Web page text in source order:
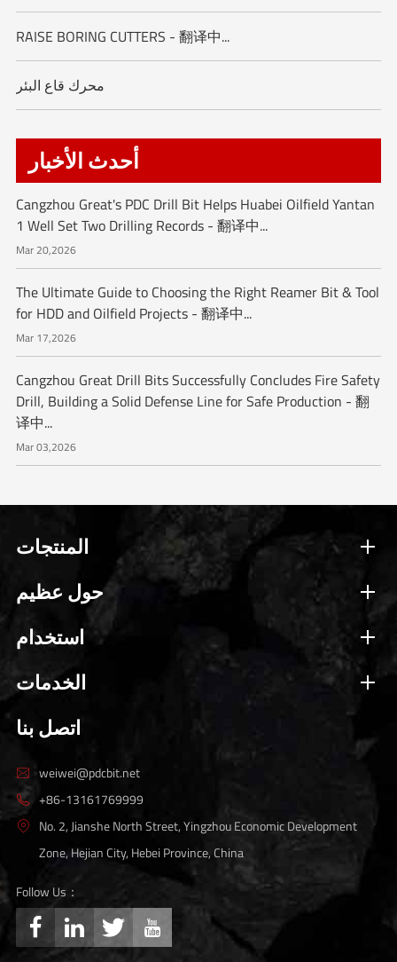
RAISE BORING CUTTERS - 翻译中...
محرك قاع البئر
أحدث الأخبار
Cangzhou Great's PDC Drill Bit Helps Huabei Oilfield Yantan
1 Well Set Two Drilling Records - 翻译中...
Mar 20,2026
The Ultimate Guide to Choosing the Right Reamer Bit & Tool
for HDD and Oilfield Projects - 翻译中...
Mar 17,2026
Cangzhou Great Drill Bits Successfully Concludes Fire Safety
Drill, Building a Solid Defense Line for Safe Production - 翻
译中...
Mar 03,2026
المنتجات
حول عظيم
استخدام
الخدمات
اتصل بنا
 weiwei@pdcbit.net
 +86-13161769999

No. 2, Jianshe North Street, Yingzhou Economic Development
Zone, Hejian City, Hebei Province, China
Follow Us：
   